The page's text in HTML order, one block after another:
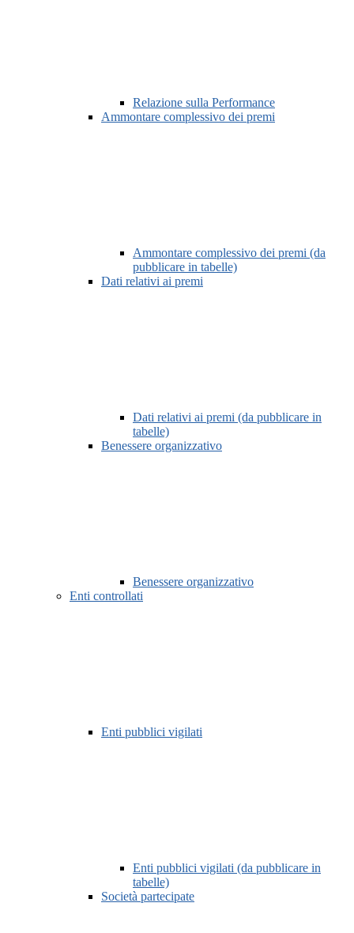
Relazione sulla Performance
Ammontare complessivo dei premi
Ammontare complessivo dei premi (da
pubblicare in tabelle)
Dati relativi ai premi
Dati relativi ai premi (da pubblicare in
tabelle)
Benessere organizzativo
Benessere organizzativo
Enti controllati
Enti pubblici vigilati
Enti pubblici vigilati (da pubblicare in
tabelle)
Società partecipate